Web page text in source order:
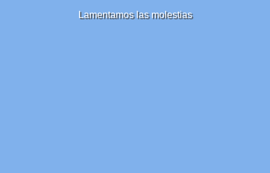
Lamentamos las molestias